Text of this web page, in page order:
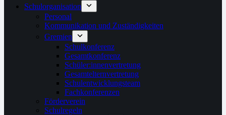
Schulorganisation
Personal
Kommunikation und Zuständigkeiten
Gremien
Schulkonferenz
Gesamtkonferenz
Schüler:innenvertretung
Gesamtelternvertretung
Schulentwicklungsteam
Fachkonferenzen
Förderverein
Schulregeln